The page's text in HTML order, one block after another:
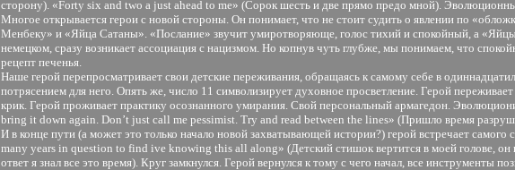
сторону). «Forty six and two a just ahead to me» (Сорок шесть и две прямо предо мной).
Многое открывается герои с новой стороны. Он понимает, что не стоит судить о явлении по
Менбеку» и «Яйца Сатаны». «Послание» звучит умиротворяюще, голос тихий и спокойный, а
немецком, сразу возникает ассоциация с нацизмом. Но копнув чуть глубже, мы понимаем, что
рецепт печенья.
Наше герой перепросматривает свои детские переживания, обращаясь к самому себе в
потрясением для него. Опять же, число 11 символизирует духовное просветление. Герой
крик. Герой проживает практику осознанного умирания. Свой персональный армагедон.
bring it down again. Don’t just call me pessimist. Try and read between the lines» (Пришло время
И в конце пути (а может это только начало новой захватывающей истории?) герой встречает
many years in question to find ive knowing this all along» (Детский стишок вертится в моей голове, он
ответ я знал все это время). Круг замкнулся. Герой вернулся к тому с чего начал, все инструменты